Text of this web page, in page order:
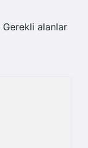
Gerekli alanlar